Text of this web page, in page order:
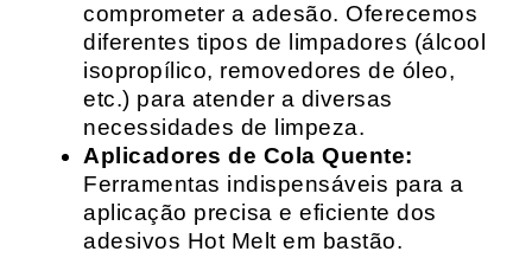
comprometer a adesão. Oferecemos
diferentes tipos de limpadores (álcool
isopropílico, removedores de óleo,
etc.) para atender a diversas
necessidades de limpeza.
Aplicadores de Cola Quente:
Ferramentas indispensáveis para a
aplicação precisa e eficiente dos
adesivos Hot Melt em bastão.